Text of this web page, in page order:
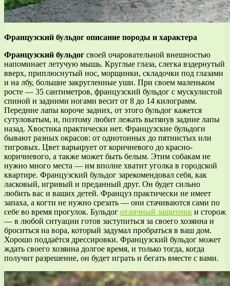
Французский бульдог описание породы и характера
Французский бульдог своей очаровательной внешностью
напоминает летучую мышь. Круглые глаза, слегка вздернутый
вверх, приплюснутый нос, морщинки, складочки под глазами
и на лбу, большие закругленные уши. При своем маленьком
росте — 35 сантиметров, французский бульдог с мускулистой
спиной и задними ногами весит от 8 до 14 килограмм.
Передние лапы короче задних, от этого бульдог кажется
сутуловатым, и, поэтому любит лежать вытянув задние лапы
назад. Хвостика практически нет. Французские бульдоги
бывают разных окрасов: от однотонных до пятнистых или
тигровых. Цвет варьирует от коричневого до красно-
коричневого, а также может быть белым. Этим собакам не
нужно много места — им вполне хватит уголка в городской
квартире. Французский бульдог зарекомендовал себя, как
ласковый, игривый и преданный друг. Он будет сильно
любить вас и ваших детей. Француз практически не имеет
запаха, а когти не нужно срезать — они стачиваются сами по
себе во время прогулок. Бульдог отличный защитник и сторож
— в любой ситуации готов заступиться за своего хозяина и
броситься на вора, который задумал пробраться в ваш дом.
Хорошо поддаётся дрессировки. Французский бульдог может
ждать своего хозяина долгое время, и только тогда, когда
получит разрешение, он будет играть и бегать вместе с вами.